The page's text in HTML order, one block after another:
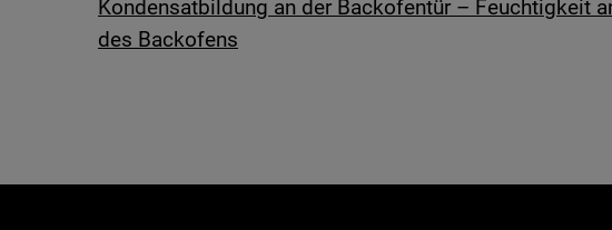
Kondensatbildung an der Backofentür – Feuchtigkeit
des Backofens